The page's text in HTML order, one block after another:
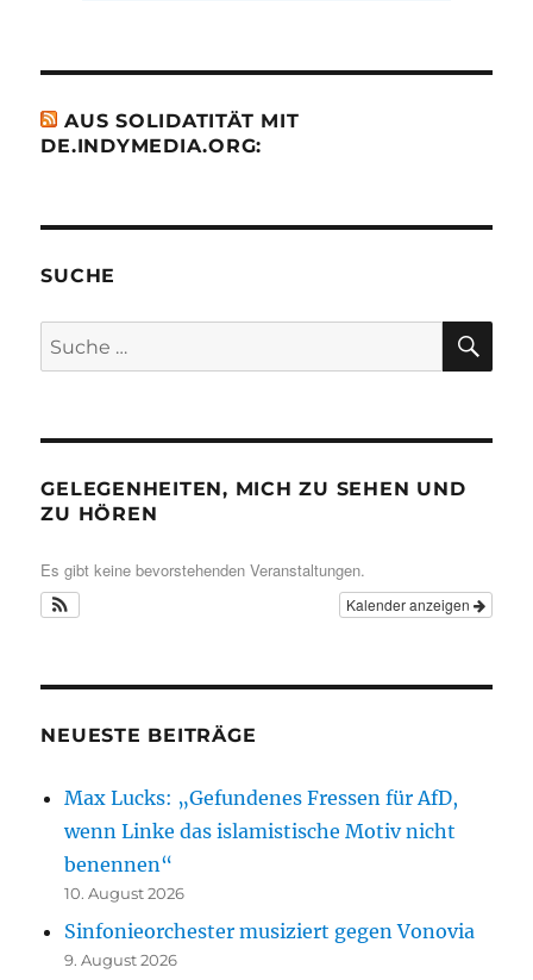
AUS SOLIDATITÄT MIT
DE.INDYMEDIA.ORG:
SUCHE
Suche
nach:
GELEGENHEITEN, MICH ZU SEHEN UND
ZU HÖREN
Es gibt keine bevorstehenden Veranstaltungen.
Kalender anzeigen
NEUESTE BEITRÄGE
Max Lucks: „Gefundenes Fressen für AfD,
wenn Linke das islamistische Motiv nicht
benennen“
10. August 2026
Sinfonieorchester musiziert gegen Vonovia
9. August 2026